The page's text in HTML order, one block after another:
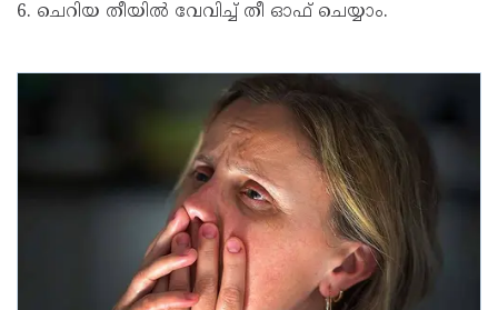
6. ചെറിയ തീയിൽ വേവിച്ച് തീ ഓഫ് ചെയ്യാം.